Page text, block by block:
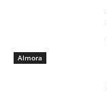
Almora